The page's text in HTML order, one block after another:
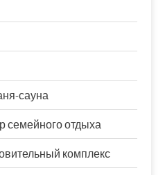
сауна
семейного отдыха
комплекс